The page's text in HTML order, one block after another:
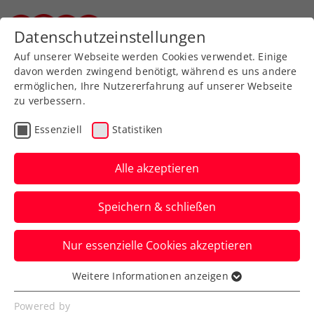
Zurück zur Newsübersicht
Turniere
ÖTV-
Jugendmeisterschaften
U18: Lazic und Zimmer
sind neue
Österreichische Meister
Das WTV-Ass und das NÖTV-
Datenschutzeinstellungen
Auf unserer Webseite werden Cookies verwendet. Einige
davon werden zwingend benötigt, während es uns andere
ermöglichen, Ihre Nutzererfahrung auf unserer Webseite
zu verbessern.
Essenziell Statistiken
Alle akzeptieren
Speichern & schließen
Nur essenzielle Cookies akzeptieren
Essenziell
Essenzielle Cookies werden für grundlegende
Weitere Informationen anzeigen
Powered by